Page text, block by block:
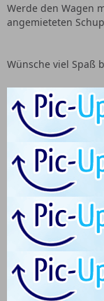
Werde den Wagen
angemieteten
Wünsche viel Spaß